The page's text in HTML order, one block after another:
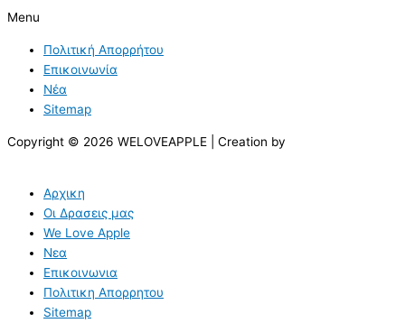
Menu
Πολιτική Απορρήτου
Επικοινωνία
Νέα
Sitemap
Copyright © 2026 WELOVEAPPLE | Creation by
Αρχικη
Οι Δρασεις μας
We Love Apple
Νεα
Επικοινωνια
Πολιτικη Απορρητου
Sitemap